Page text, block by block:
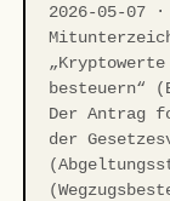
2026-05-07 ·
besteuern“
Der Antrag
der